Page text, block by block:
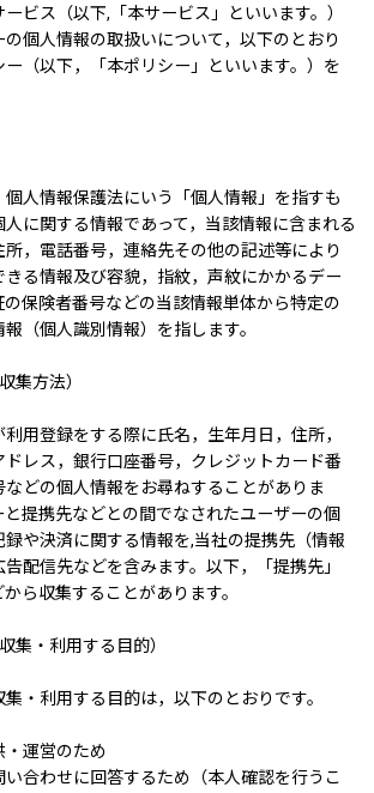
ビス（以下,「本サービス」といいます。）
個人情報の取扱いについて，以下のとおり
（以下，「本ポリシー」といいます。）を
個人情報保護法にいう「個人情報」を指すも
に関する情報であって，当該情報に含まれる
所，電話番号，連絡先その他の記述等により
る情報及び容貌，指紋，声紋にかかるデー
保険者番号などの当該情報単体から特定の
（個人識別情報）を指します。
集方法）
用登録をする際に氏名，生年月日，住所，
ドレス，銀行口座番号，クレジットカード番
どの個人情報をお尋ねすることがありま
提携先などとの間でなされたユーザーの個
録や決済に関する情報を,当社の提携先（情報
配信先などを含みます。以下，「提携先」
ら収集することがあります。
集・利用する目的）
・利用する目的は，以下のとおりです。
運営のため
合わせに回答するため（本人確認を行うこ